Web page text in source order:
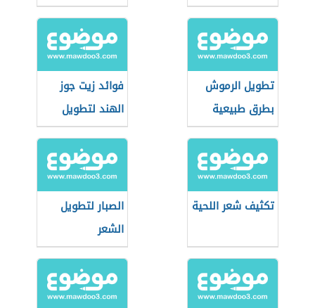
يطول
تطويل الرموش
بطرق طبيعية
فوائد زيت جوز
الهند لتطويل
الشعر
تكثيف شعر اللحية
الصبار لتطويل
الشعر